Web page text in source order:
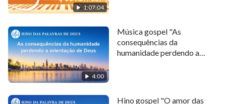
Quem não quer ver a glória de Deus?
Quem não espera ansioso Seu retorno?
Quem não tem sede de Sua reaparição?
Quem não sente falta de toda Sua beleza?
1:07:04
4:00
Música gospel "As
consequências da
humanidade perdendo a
Hino gospel "O amor das